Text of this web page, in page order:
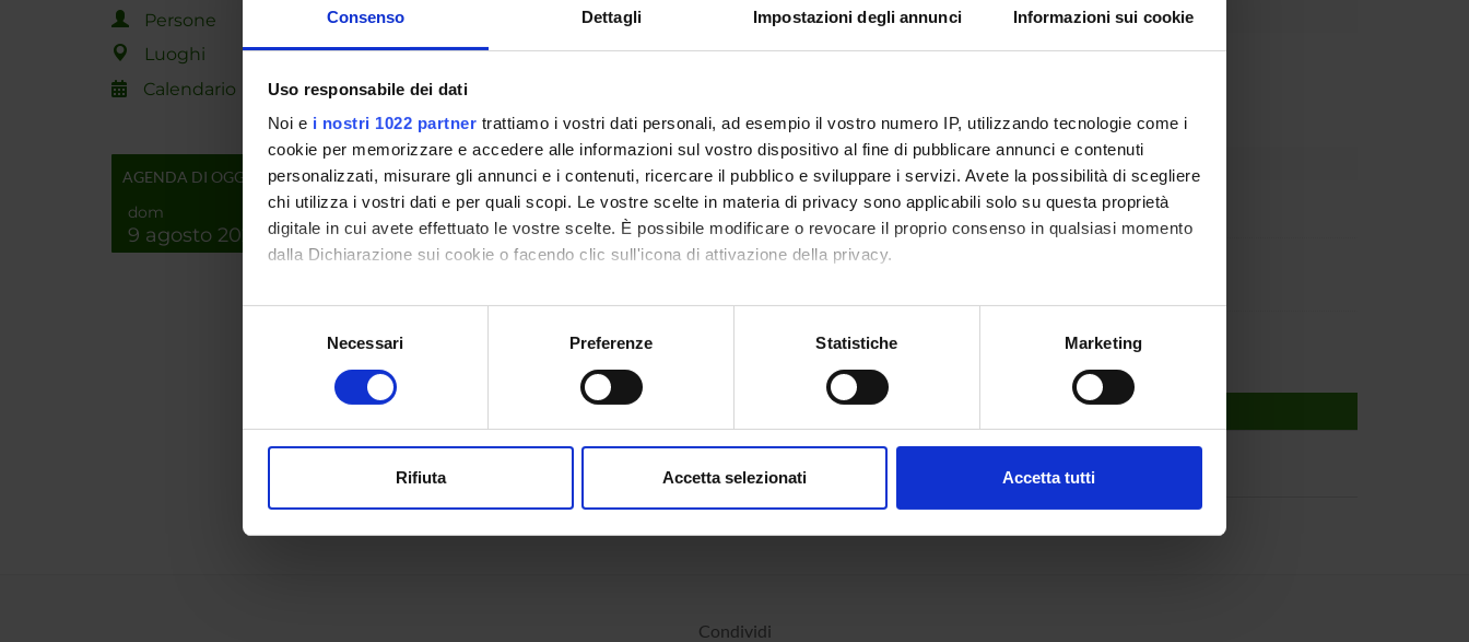
Consenso Dettagli Impostazioni degli annunci Informazioni sui cookie
Uso responsabile dei dati
Noi e i nostri 1022 partner trattiamo i vostri dati personali, ad esempio il vostro numero IP, utilizzando tecnologie come i
cookie per memorizzare e accedere alle informazioni sul vostro dispositivo al fine di pubblicare annunci e contenuti
personalizzati, misurare gli annunci e i contenuti, ricercare il pubblico e sviluppare i servizi. Avete la possibilità di scegliere
chi utilizza i vostri dati e per quali scopi. Le vostre scelte in materia di privacy sono applicabili solo su questa proprietà
digitale in cui avete effettuato le vostre scelte. È possibile modificare o revocare il proprio consenso in qualsiasi momento
dalla Dichiarazione sui cookie o facendo clic sull'icona di attivazione della privacy.
Con il tuo consenso, vorremmo anche:
raccogliere informazioni sulla tua posizione geografica, con un'approssimazione di qualche metro,
digitali).
modificare o ritirare il tuo consenso in qualsiasi momento dalla Dichiarazione sui cookie.
Necessari Preferenze Statistiche Marketing
Rifiuta Accetta selezionati Accetta tutti
Persone
Luoghi
Calendario
AGENDA DI OGGI
dom
9 agosto 2026
ENTI FINANZIATORI:
Ingo Blechschmidt
Giulio Fellin Professore a contratto
Peter Michael Schuster Professore ordinario
Daniel Wessel
Algebra, Geometria e Logica Matematica
Mathematical logic and foundations
Condividi